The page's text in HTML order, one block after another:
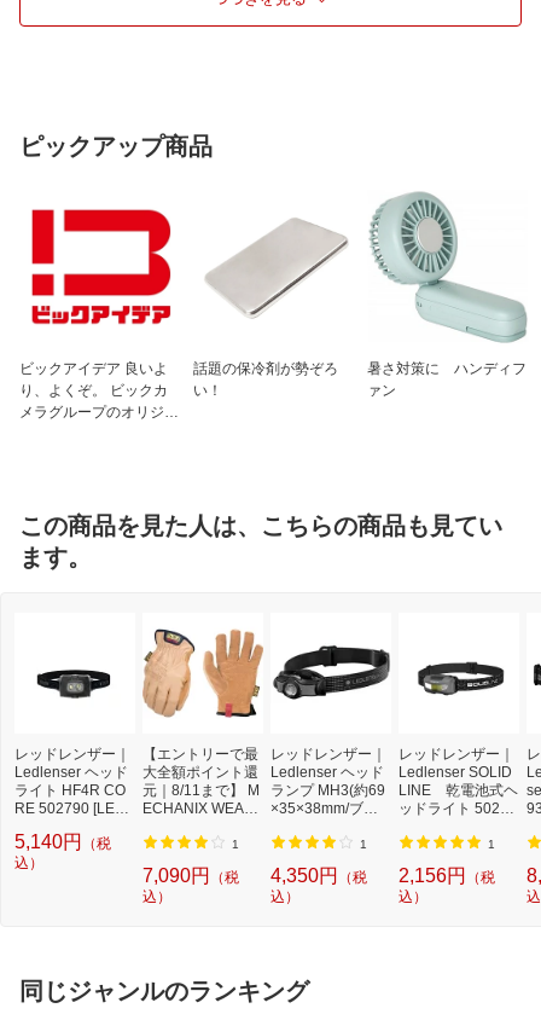
連続使用時間
ブースト：- / パワー：2.5 / ミドル：8 /
ター、USBケーブル (マグネットチャー
ジャー)、マウント
■保証：2年間+購入後のオンライン製品
登録で7年に延長
ピックアップ商品
ビックアイデア 良いよ
り、よくぞ。 ビックカ
メラグループのオリジナ
話題の保冷剤が勢ぞろ
い！
暑さ対策に ハンディフ
ァン
この商品を見た人は、こちらの商品も見てい
ます。
レッドレンザー｜
Ledlenser ヘッド
ライト HF4R CO
RE 502790 [LED /
応]
5,140円
（税
込）
【エントリーで最
大全額ポイント還
元｜8/11まで】 M
ECHANIX WEAR
ア メカニクスウェ
ア-Cut Resistant L
eather Driver SM
LD-C75-008
1
7,090円
（税
込）
レッドレンザー｜
Ledlenser ヘッド
ランプ MH3(約69
×35×38mm/ブラ
45
1
4,350円
（税
込）
レッドレンザー｜
Ledlenser SOLID
LINE 乾電池式ヘ
ッドライト 50274
×2 /防水対応]
1
2,156円
（税
込）
同じジャンルのランキング